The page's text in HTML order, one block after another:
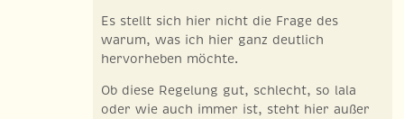
Es stellt sich hier nicht die Frage des
warum, was ich hier ganz deutlich
hervorheben möchte.
Ob diese Regelung gut, schlecht, so lala
oder wie auch immer ist, steht hier außer